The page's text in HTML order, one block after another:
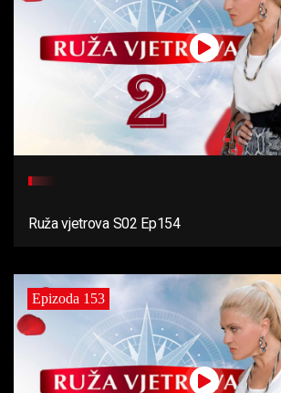
Ruža vjetrova S02 Ep154
Epizoda 153